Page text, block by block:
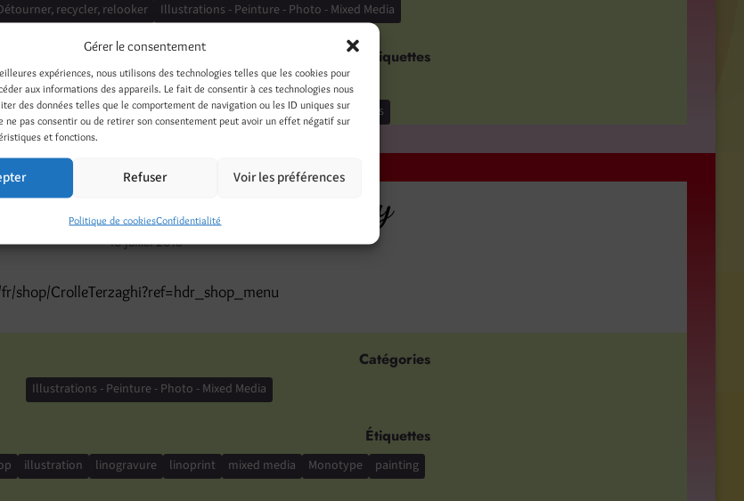
Gérer le consentement
expériences, nous utilisons des technologies telles que les cookies pour
aux informations des appareils. Le fait de consentir à ces technologies nous
des données telles que le comportement de navigation ou les ID uniques sur
ne pas consentir ou de retirer son consentement peut avoir un effet négatif sur
et fonctions.
Refuser Voir les préférences
Politique de cookiesConfidentialité
recycler, relooker Illustrations - Peinture - Photo - Mixed Media
Étiquettes
10 ans atelier créatif children creative workshop
enfants
objets trouvés painting peinture sans pinceaux without brushes
vous dans ma boutique Etsy
10 juillet 2016
shop/CrolleTerzaghi?ref=hdr_shop_menu
Catégories
Illustrations - Peinture - Photo - Mixed Media
Étiquettes
illustration linogravure linoprint mixed media Monotype
painting